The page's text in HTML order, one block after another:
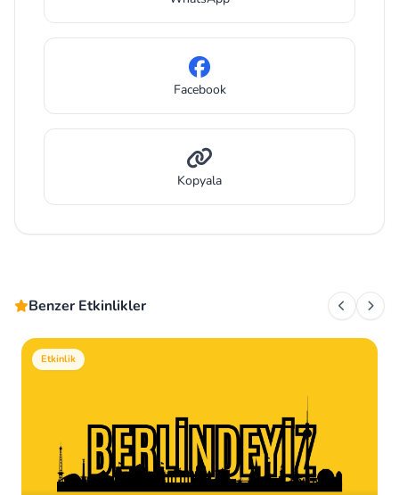
Facebook
Kopyala
Benzer Etkinlikler
Etkinlik